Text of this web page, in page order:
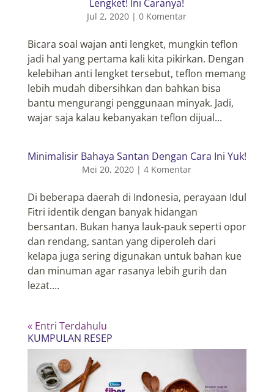
Lengket! Ini Caranya!
Jul 2, 2020 |0 Komentar
Bicara soal wajan anti lengket, mungkin teflon
jadi hal yang pertama kali kita pikirkan. Dengan
kelebihan anti lengket tersebut, teflon memang
lebih mudah dibersihkan dan bahkan bisa
bantu mengurangi penggunaan minyak. Jadi,
wajar saja kalau kebanyakan teflon dijual...
Minimalisir Bahaya Santan Dengan Cara Ini Yuk!
Mei 20, 2020 |4 Komentar
Di beberapa daerah di Indonesia, perayaan Idul
Fitri identik dengan banyak hidangan
bersantan. Bukan hanya lauk-pauk seperti opor
dan rendang, santan yang diperoleh dari
kelapa juga sering digunakan untuk bahan kue
dan minuman agar rasanya lebih gurih dan
lezat....
« Entri Terdahulu
KUMPULAN RESEP